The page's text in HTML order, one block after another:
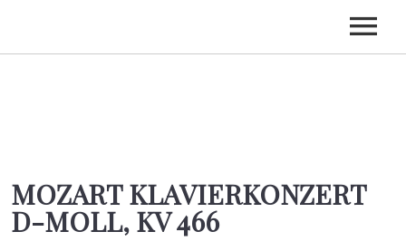
CDS
KONTAKT
MOZART KLAVIERKONZERT
D-MOLL, KV 466